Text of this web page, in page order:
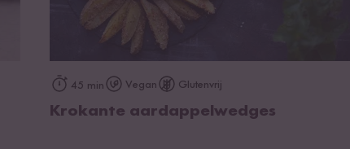
45 min Vegan Glutenvrij
Krokante aardappelwedges